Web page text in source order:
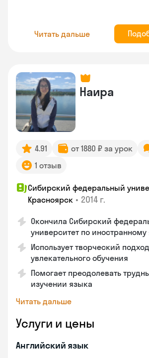
Читать дальше
Наира
4.91 от 1880 ₽ за урок
1 отзыв
Сибирский федеральный
Красноярск • 2014 г.
Окончила Сибирский
университет по иностранному
Использует творческий
увлекательного обучения
Помогает преодолевать
изучении языка
Читать дальше
Услуги и цены
Английский язык